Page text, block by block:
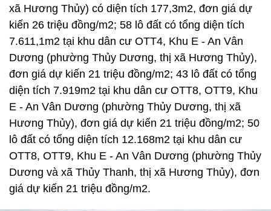
xã Hương Thủy) có diện tích 177,3m2, đơn giá dự
kiến 26 triệu đồng/m2; 58 lô đất có tổng diện tích
7.611,1m2 tại khu dân cư OTT4, Khu E - An Vân
Dương (phường Thủy Dương, thị xã Hương Thủy),
đơn giá dự kiến 21 triệu đồng/m2; 43 lô đất có tổng
diện tích 7.919m2 tại khu dân cư OTT8, OTT9, Khu
E - An Vân Dương (phường Thủy Dương, thị xã
Hương Thủy), đơn giá dự kiến 21 triệu đồng/m2; 50
lô đất có tổng diện tích 12.168m2 tại khu dân cư
OTT8, OTT9, Khu E - An Vân Dương (phường Thủy
Dương và xã Thủy Thanh, thị xã Hương Thủy), đơn
giá dự kiến 21 triệu đồng/m2.